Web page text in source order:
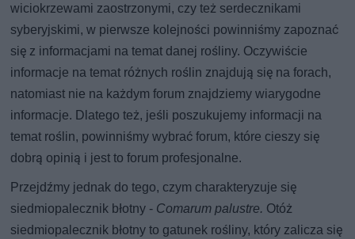
wiciokrzewami zaostrzonymi, czy też serdecznikami
syberyjskimi, w pierwsze kolejności powinniśmy zapoznać
się z informacjami na temat danej rośliny. Oczywiście
informacje na temat różnych roślin znajdują się na forach,
natomiast nie na każdym forum znajdziemy wiarygodne
informacje. Dlatego też, jeśli poszukujemy informacji na
temat roślin, powinniśmy wybrać forum, które cieszy się
dobrą opinią i jest to forum profesjonalne.
Przejdźmy jednak do tego, czym charakteryzuje się
siedmiopalecznik błotny - Comarum palustre. Otóż
siedmiopalecznik błotny to gatunek rośliny, który zalicza się